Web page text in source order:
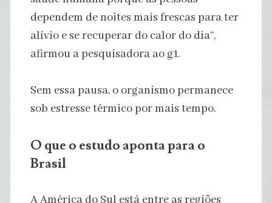
dependem de noites mais frescas para ter
alívio e se recuperar do calor do dia”,
afirmou a pesquisadora ao g1.
Sem essa pausa, o organismo permanece
sob estresse térmico por mais tempo.
O que o estudo aponta para o
Brasil
A América do Sul está entre as regiões